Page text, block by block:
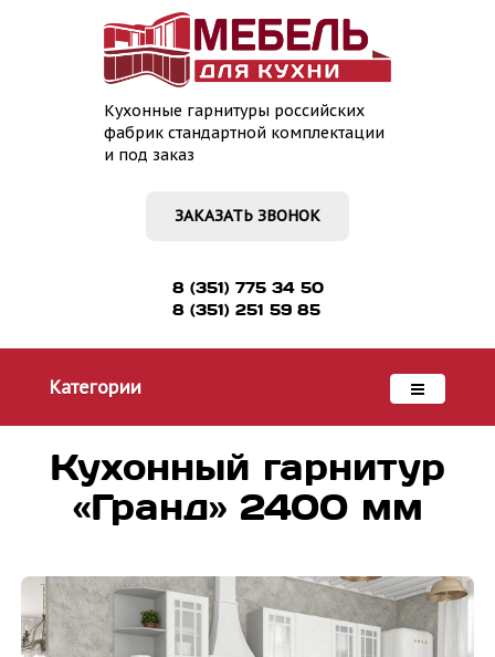
Кухонные гарнитуры российских
фабрик стандартной комплектации
и под заказ
ЗАКАЗАТЬ ЗВОНОК
8 (351) 775 34 50
8 (351) 251 59 85
Категории
Кухонный гарнитур
«Гранд» 2400 мм